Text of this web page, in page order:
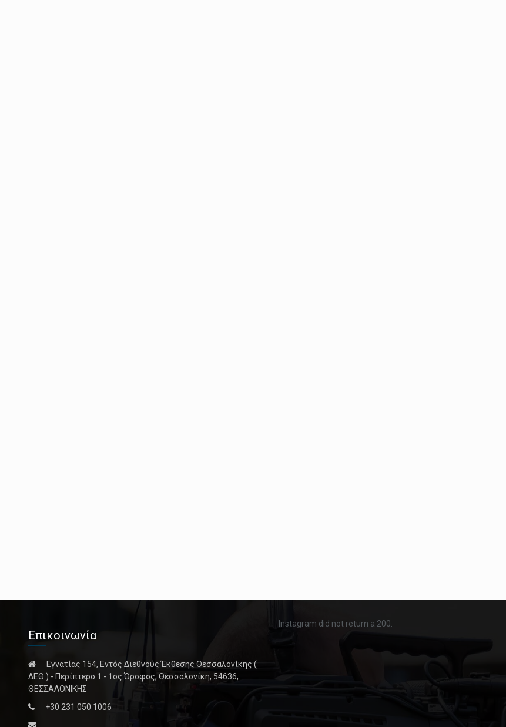
Επικοινωνία
Εγνατίας 154, Εντός Διεθνούς Έκθεσης Θεσσαλονίκης (
ΔΕΘ ) - Περίπτερο 1 - 1ος Όροφος, Θεσσαλονίκη, 54636,
ΘΕΣΣΑΛΟΝΙΚΗΣ
+30 231 050 1006
Instagram did not return a 200.